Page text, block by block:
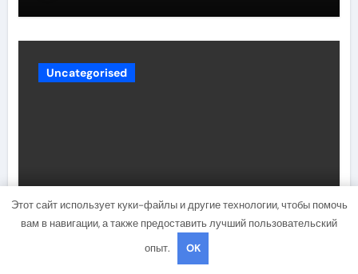
Uncategorised
Биография Руби Роуз —
успешная музыкальная
карьера, личная жизнь и
Этот сайт использует куки-файлы и другие технологии, чтобы помочь
вам в навигации, а также предоставить лучший пользовательский
опыт.
OK